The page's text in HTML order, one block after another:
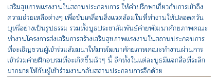
เสริมสุขภาพแรงงานในสถานประกอบการ ให้คำปรึกษาเกี่ยวกับการเข้าถึง
ความช่วยเหลือต่างๆ เพื่อขับเคลื่อนสิ่งแวดล้อมในที่ทำงานให้ปลอดควัน
บุหรี่อย่างเป็นรูปธรรม รวมทั้งบูธประชาสัมพันธ์ค่ายพัฒนาศักยภาพคณะ
ทำงานโครงการส่งเสริมการสร้างเสริมสุขภาพแรงงานในสถานประกอบการ
ที่จะเชิญชวนผู้เข้าร่วมสัมมนาให้มาพัฒนาศักยภาพคณะทำงานผ่านการ
เข้าร่วมค่ายฝึกอบรมที่จะเกิดขึ้นเร็วๆ นี้ อีกทั้งในแต่ละบูธมีแจกสื่อที่ระลึก
มากมายให้กับผู้เข้าร่วมงานกลับสถานประกอบการอีกด้วย